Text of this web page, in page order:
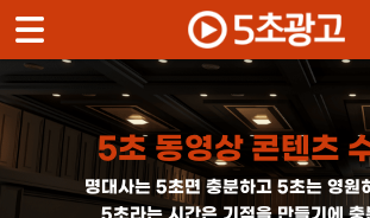
메뉴 건너뛰기
5초 동영상 콘텐츠
명대사는 5초면 충분하고 5초는 영원